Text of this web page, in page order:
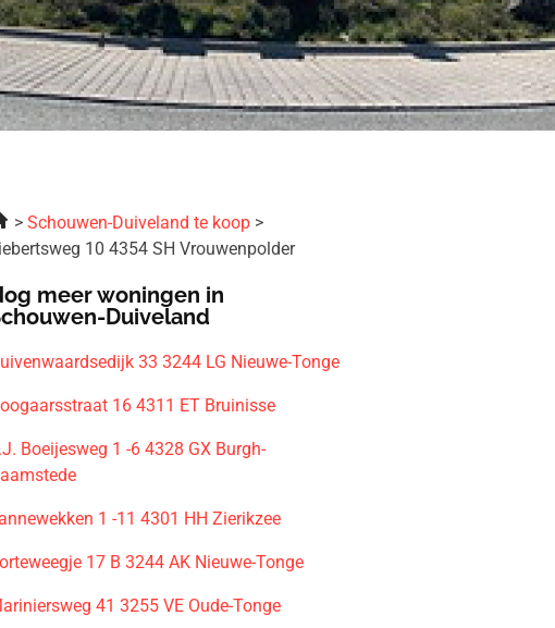
Schouwen-Duiveland te koop
10 4354 SH Vrouwenpolder
meer woningen in
Duiveland
33 3244 LG Nieuwe-Tonge
16 4311 ET Bruinisse
Boeijesweg 1 -6 4328 GX Burgh-
1 -11 4301 HH Zierikzee
17 B 3244 AK Nieuwe-Tonge
41 3255 VE Oude-Tonge